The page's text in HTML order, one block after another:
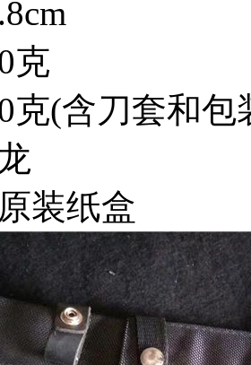
克
克(含刀套和包
装纸盒